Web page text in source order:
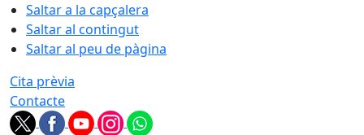
Saltar a la capçalera
Saltar al contingut
Saltar al peu de pàgina
Cita prèvia
Contacte